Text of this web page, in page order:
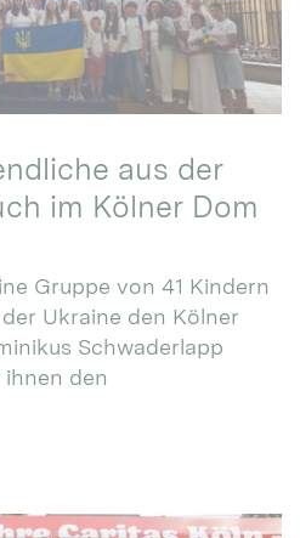
aus der
im Kölner Dom
Gruppe von 41 Kindern
Ukraine den Kölner
Schwaderlapp
den